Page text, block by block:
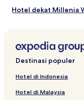
Hotel dekat Millenia
Hotel dekat
Hotel dekat CHIJMES
Destinasi populer
Hotel di Indonesia
Hotel di Malaysia